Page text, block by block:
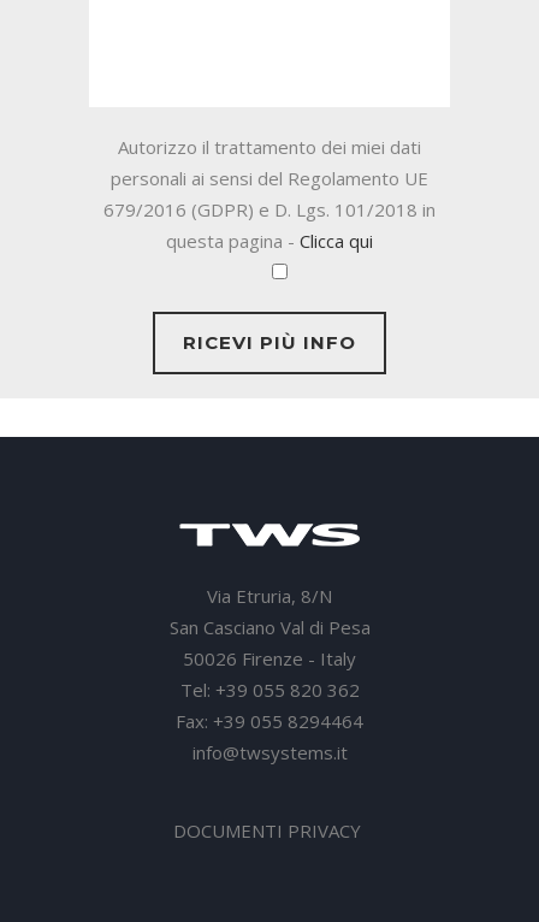
Autorizzo il trattamento dei miei dati
personali ai sensi del Regolamento UE
679/2016 (GDPR) e D. Lgs. 101/2018 in
questa pagina - Clicca qui
Via Etruria, 8/N
San Casciano Val di Pesa
50026 Firenze - Italy
Tel: +39 055 820 362
Fax: +39 055 8294464
info@twsystems.it
DOCUMENTI PRIVACY